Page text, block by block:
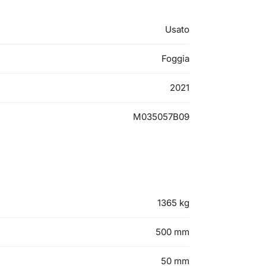
Usato
Foggia
2021
M035057B09
1365 kg
500 mm
50 mm